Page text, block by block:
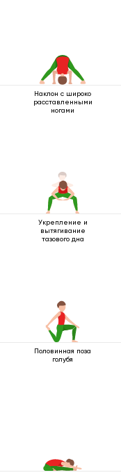
Наклон с широко
расставленными
ногами
Укрепление и
вытягивание
тазового дна
Половинная поза
голубя